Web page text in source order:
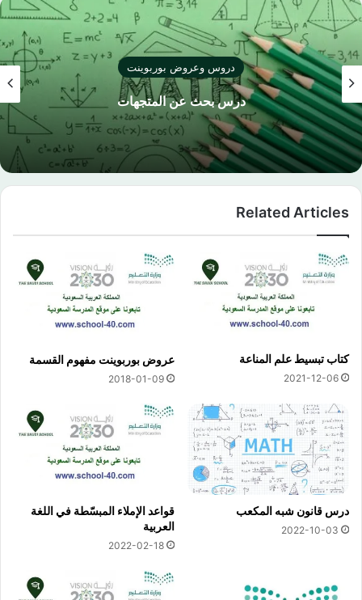
دروس وعروض بوربوينت
درس بحث عن المتجهات
Related Articles
كتاب تبسيط علم المناعة
2021-12-06
عروض بوربوينت مفهوم القسمة
2018-01-09
درس قانون شبه المكعب
2022-10-03
قواعد الإملاء المبسّطة في اللغة
العربية
2022-02-18